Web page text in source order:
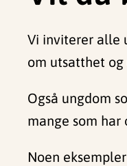
Vi inviterer alle
om utsatthet og
Også ungdom
mange som har
Noen